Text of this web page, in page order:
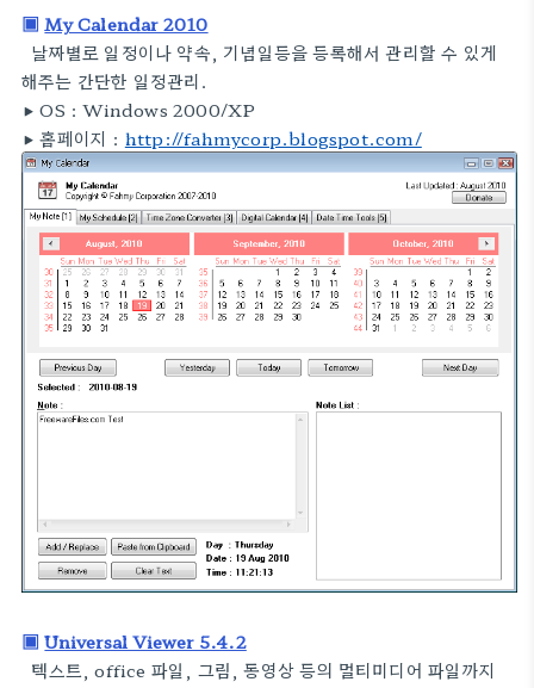
▣ My Calendar 2010
날짜별로 일정이나 약속, 기념일등을 등록해서 관리할 수 있게
해주는 간단한 일정관리.
▶ OS :Windows 2000/XP
▶ 홈페이지 : http://fahmycorp.blogspot.com/
▣Universal Viewer 5.4.2
텍스트, office 파일, 그림, 동영상 등의 멀티미디어 파일까지